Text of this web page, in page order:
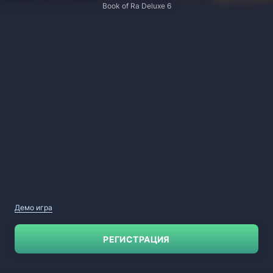
Book of Ra Deluxe 6
Демо игра
РЕГИСТРАЦИЯ